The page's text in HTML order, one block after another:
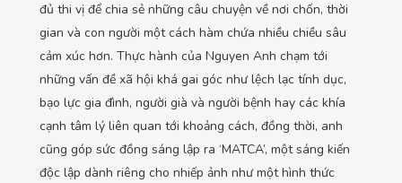
đủ thi vị để chia sẻ những câu chuyện về nơi chốn, thời
gian và con người một cách hàm chứa nhiều chiều sâu
cảm xúc hơn. Thực hành của Nguyen Anh chạm tới
những vấn đề xã hội khá gai góc như lệch lạc tính dục,
bạo lực gia đình, người già và người bệnh hay các khía
cạnh tâm lý liên quan tới khoảng cách, đồng thời, anh
cũng góp sức đồng sáng lập ra ‘MATCA’, một sáng kiến
độc lập dành riêng cho nhiếp ảnh như một hình thức